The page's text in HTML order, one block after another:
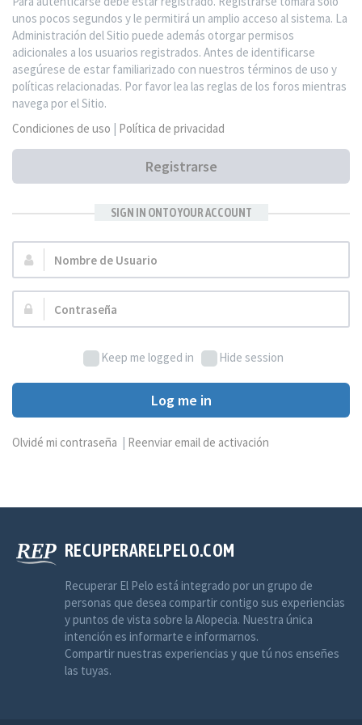
unos pocos segundos y le permitirá un amplio acceso al sistema. La
Administración del Sitio puede además otorgar permisos
adicionales a los usuarios registrados. Antes de identificarse
asegúrese de estar familiarizado con nuestros términos de uso y
políticas relacionadas. Por favor lea las reglas de los foros mientras
navega por el Sitio.
Condiciones de uso | Política de privacidad
Registrarse
SIGN IN ONTO YOUR ACCOUNT
Nombre
de
Usuario:
Contraseña:
Keep me logged in Hide session
Log me in
Olvidé mi contraseña Reenviar email de activación
RECUPERARELPELO.COM
Recuperar El Pelo está integrado por un grupo de
personas que desea compartir contigo sus experiencias
y puntos de vista sobre la Alopecia. Nuestra única
intención es informarte e informarnos.
Compartir nuestras experiencias y que tú nos enseñes
las tuyas.